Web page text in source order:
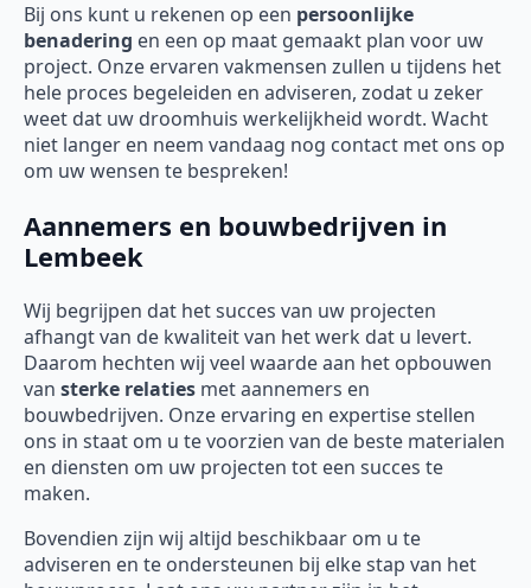
Bij ons kunt u rekenen op een persoonlijke
benadering en een op maat gemaakt plan voor uw
project. Onze ervaren vakmensen zullen u tijdens het
hele proces begeleiden en adviseren, zodat u zeker
weet dat uw droomhuis werkelijkheid wordt. Wacht
niet langer en neem vandaag nog contact met ons op
om uw wensen te bespreken!
Aannemers en bouwbedrijven in
Lembeek
Wij begrijpen dat het succes van uw projecten
afhangt van de kwaliteit van het werk dat u levert.
Daarom hechten wij veel waarde aan het opbouwen
van sterke relaties met aannemers en
bouwbedrijven. Onze ervaring en expertise stellen
ons in staat om u te voorzien van de beste materialen
en diensten om uw projecten tot een succes te
maken.
Bovendien zijn wij altijd beschikbaar om u te
adviseren en te ondersteunen bij elke stap van het